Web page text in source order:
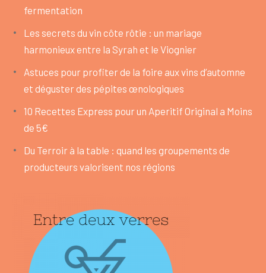
fermentation
Les secrets du vin côte rôtie : un mariage
harmonieux entre la Syrah et le Viognier
Astuces pour profiter de la foire aux vins d’automne
et déguster des pépites œnologiques
10 Recettes Express pour un Aperitif Original a Moins
de 5€
Du Terroir à la table : quand les groupements de
producteurs valorisent nos régions